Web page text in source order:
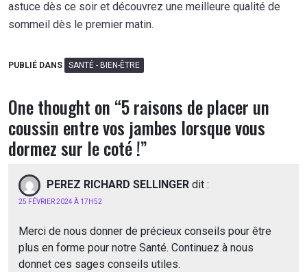
astuce dès ce soir et découvrez une meilleure qualité de
sommeil dès le premier matin.
PUBLIÉ DANS SANTÉ - BIEN-ÊTRE
One thought on “5 raisons de placer un
coussin entre vos jambes lorsque vous
dormez sur le coté !”
PEREZ RICHARD SELLINGER dit :
25 FÉVRIER 2024 À 17H52
Merci de nous donner de précieux conseils pour être
plus en forme pour notre Santé. Continuez à nous
donnet ces sages conseils utiles.